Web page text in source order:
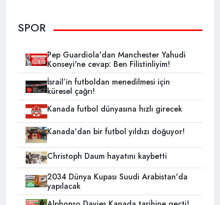
SPOR
Pep Guardiola'dan Manchester Yahudi
Konseyi'ne cevap: Ben Filistinliyim!
İsrail’in futboldan menedilmesi için
küresel çağrı!
Kanada futbol dünyasına hızlı girecek
Kanada'dan bir futbol yıldızı doğuyor!
Christoph Daum hayatını kaybetti
2034 Dünya Kupası Suudi Arabistan'da
yapılacak